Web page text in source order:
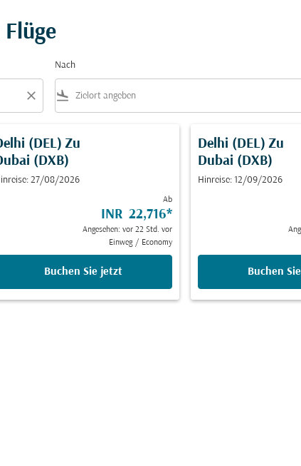
close
Nach
flight_land
(DEL) Zu
(DXB)
27/08/2026
Ab
INR 22,716*
Angesehen: vor 22 Std. vor
Einweg / Economy
Buchen Sie jetzt
Delhi (DEL) Zu
Dubai (DXB)
Hinreise: 12/09/2026
Buchen